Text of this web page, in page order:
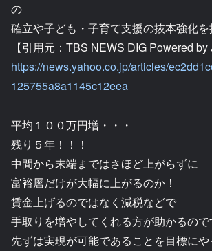
の
確立や子ども・子育て支援の抜本強化を
【引用元：TBS NEWS DIG Powered by
https://news.yahoo.co.jp/articles/
125755a8a1145c12eea
平均１００万円増・・・
残り５年！！！
中間から末端まではさほど上がらずに
富裕層だけが大幅に上がるのか！
賃金上げるのではなく減税などで
手取りを増やしてくれる方が助かるので
先ずは実現が可能であることを目標に